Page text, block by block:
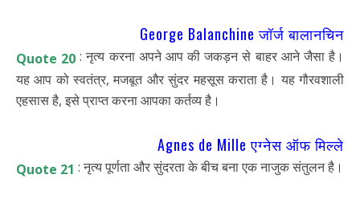
George Balanchine जॉर्ज बालानचिन
Quote 20 : नृत्य करना अपने आप की जकड़न से बाहर आने जैसा है।
यह आप को स्वतंत्र, मजबूत और सुंदर महसूस कराता है। यह गौरवशाली
एहसास है, इसे प्राप्त करना आपका कर्तव्य है।
Agnes de Mille एग्नेस ऑफ मिल्ले
Quote 21 : नृत्य पूर्णता और सुंदरता के बीच बना एक नाजुक संतुलन है।